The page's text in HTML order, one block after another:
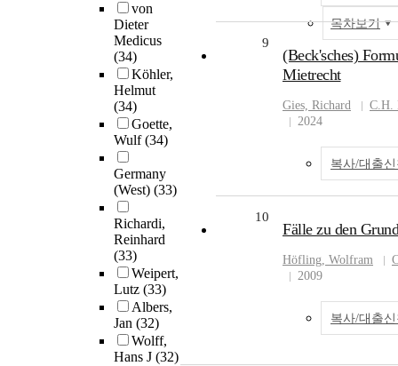
von
Dieter
Medicus
(34)
Köhler,
Helmut
(34)
Goette,
Wulf(34)
Germany
(West) (33)
Richardi,
Reinhard
(33)
Weipert,
Lutz (33)
Albers,
Jan (32)
Wolff,
Hans J (32)
목차보기
9
(Beck'sches)
Mietrecht
Gies, Richard
C.H.
2024
복사/대출
10
Fälle zu den
Höfling, Wolfram
2009
복사/대출